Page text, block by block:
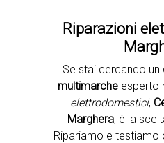
Riparazioni
Se stai cercando un
multimarche esperto
elettrodomestici,
Marghera, è la
Ripariamo e testiamo